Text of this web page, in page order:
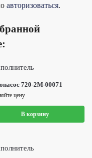
авторизоваться.
720-2M-00071
цену
В корзину